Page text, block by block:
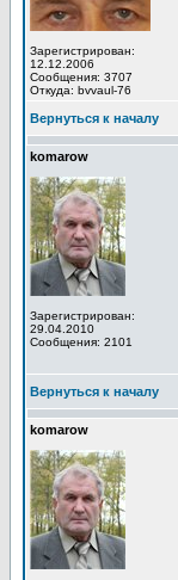
Зарегистрирован:
12.12.2006
Сообщения: 3707
Откуда: bvvaul-76
Вернуться к началу
komarow
Зарегистрирован:
29.04.2010
Сообщения: 2101
Вернуться к началу
komarow